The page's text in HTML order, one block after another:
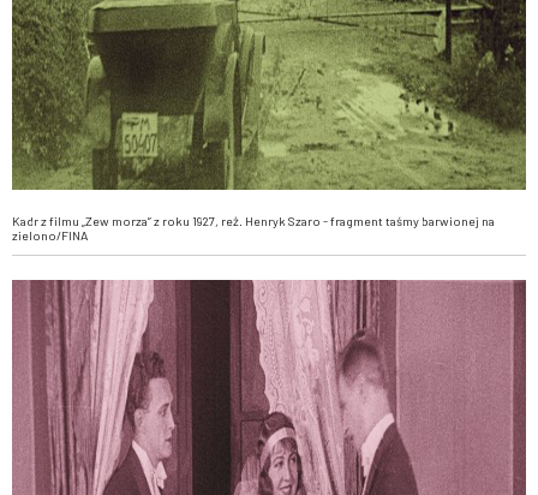
Kadr z filmu „Zew morza” z roku 1927, reż. Henryk Szaro - fragment taśmy barwionej na
zielono/FINA